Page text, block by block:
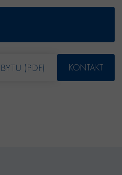
(PDF) KONTAKT